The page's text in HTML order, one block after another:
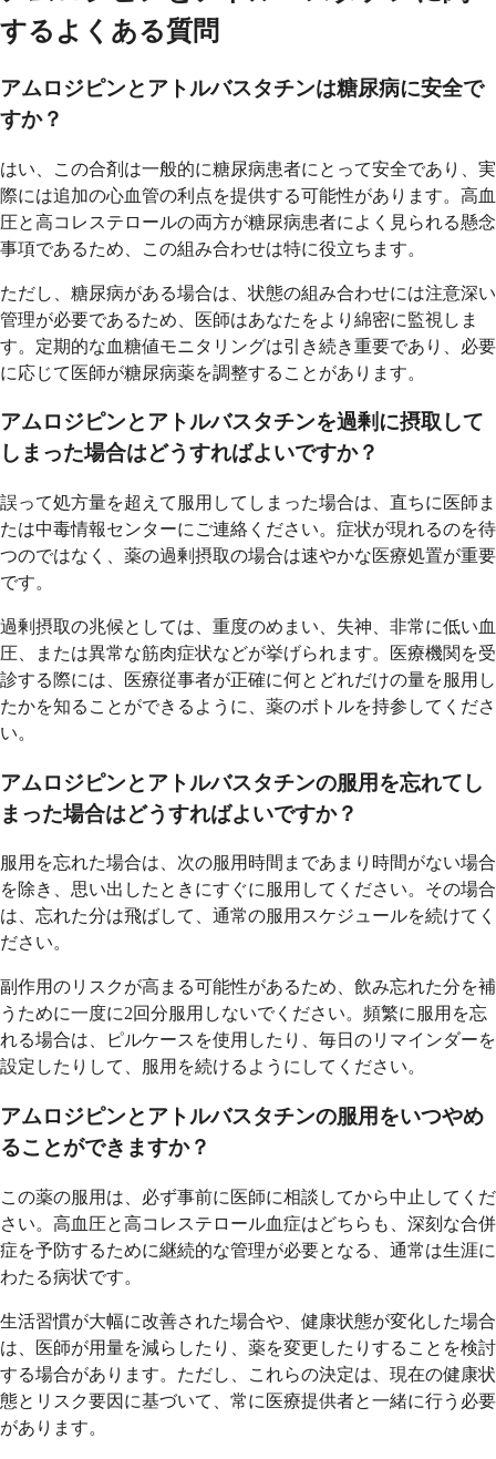
するよくある質問
アムロジピンとアトルバスタチンは糖尿病に安全で
すか？
はい、この合剤は一般的に糖尿病患者にとって安全であり、実
際には追加の心血管の利点を提供する可能性があります。高血
圧と高コレステロールの両方が糖尿病患者によく見られる懸念
事項であるため、この組み合わせは特に役立ちます。
ただし、糖尿病がある場合は、状態の組み合わせには注意深い
管理が必要であるため、医師はあなたをより綿密に監視しま
す。定期的な血糖値モニタリングは引き続き重要であり、必要
に応じて医師が糖尿病薬を調整することがあります。
アムロジピンとアトルバスタチンを過剰に摂取して
しまった場合はどうすればよいですか？
誤って処方量を超えて服用してしまった場合は、直ちに医師ま
たは中毒情報センターにご連絡ください。症状が現れるのを待
つのではなく、薬の過剰摂取の場合は速やかな医療処置が重要
です。
過剰摂取の兆候としては、重度のめまい、失神、非常に低い血
圧、または異常な筋肉症状などが挙げられます。医療機関を受
診する際には、医療従事者が正確に何とどれだけの量を服用し
たかを知ることができるように、薬のボトルを持参してくださ
い。
アムロジピンとアトルバスタチンの服用を忘れてし
まった場合はどうすればよいですか？
服用を忘れた場合は、次の服用時間まであまり時間がない場合
を除き、思い出したときにすぐに服用してください。その場合
は、忘れた分は飛ばして、通常の服用スケジュールを続けてく
ださい。
副作用のリスクが高まる可能性があるため、飲み忘れた分を補
うために一度に2回分服用しないでください。頻繁に服用を忘
れる場合は、ピルケースを使用したり、毎日のリマインダーを
設定したりして、服用を続けるようにしてください。
アムロジピンとアトルバスタチンの服用をいつやめ
ることができますか？
この薬の服用は、必ず事前に医師に相談してから中止してくだ
さい。高血圧と高コレステロール血症はどちらも、深刻な合併
症を予防するために継続的な管理が必要となる、通常は生涯に
わたる病状です。
生活習慣が大幅に改善された場合や、健康状態が変化した場合
は、医師が用量を減らしたり、薬を変更したりすることを検討
する場合があります。ただし、これらの決定は、現在の健康状
態とリスク要因に基づいて、常に医療提供者と一緒に行う必要
があります。